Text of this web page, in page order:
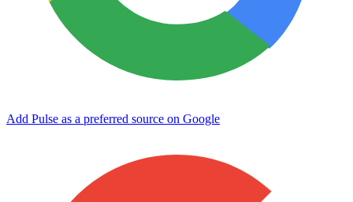
Add Pulse as a preferred source on Google